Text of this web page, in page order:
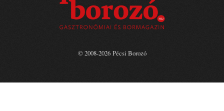
© 2008-2026 Pécsi Borozó